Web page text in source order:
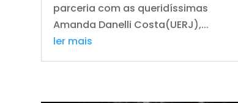
parceria com as queridíssimas
Amanda Danelli Costa(UERJ),...
ler mais